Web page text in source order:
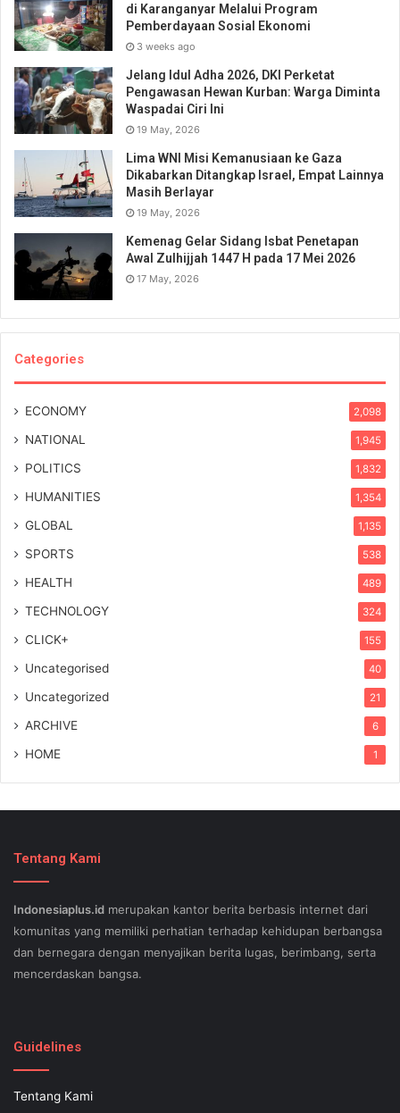
di Karanganyar Melalui Program
Pemberdayaan Sosial Ekonomi
3 weeks ago
Jelang Idul Adha 2026, DKI Perketat
Pengawasan Hewan Kurban: Warga Diminta
Waspadai Ciri Ini
19 May, 2026
Lima WNI Misi Kemanusiaan ke Gaza
Dikabarkan Ditangkap Israel, Empat Lainnya
Masih Berlayar
19 May, 2026
Kemenag Gelar Sidang Isbat Penetapan
Awal Zulhijjah 1447 H pada 17 Mei 2026
17 May, 2026
Categories
ECONOMY 2,098
NATIONAL 1,945
POLITICS 1,832
HUMANITIES 1,354
GLOBAL 1,135
SPORTS 538
HEALTH 489
TECHNOLOGY 324
CLICK+ 155
Uncategorised 40
Uncategorized 21
ARCHIVE 6
HOME 1
Tentang Kami
Indonesiaplus.id merupakan kantor berita berbasis internet dari
komunitas yang memiliki perhatian terhadap kehidupan berbangsa
dan bernegara dengan menyajikan berita lugas, berimbang, serta
mencerdaskan bangsa.
your small business stand out exam gst from the opposition and
Since the artwork of WEBSITE SEO is always adjusting, it's difficult
Guidelines
Tentang Kami